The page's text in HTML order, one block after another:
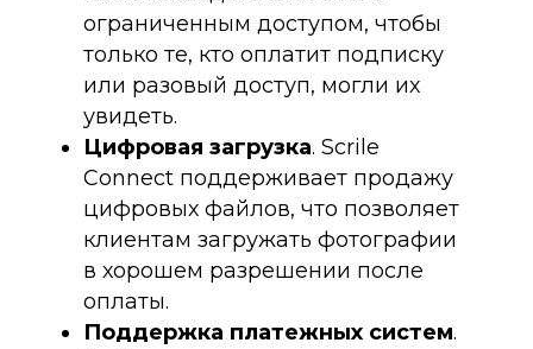
ограниченным доступом, чтобы
только те, кто оплатит подписку
или разовый доступ, могли их
увидеть.
Цифровая загрузка. Scrile
Connect поддерживает продажу
цифровых файлов, что позволяет
клиентам загружать фотографии
в хорошем разрешении после
оплаты.
Поддержка платежных систем.